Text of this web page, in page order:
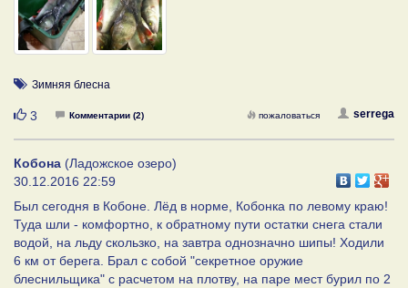
Зимняя блесна
Нравится
3 Комментарии (2) serrega
пожаловаться
Кобона (Ладожское озеро)
30.12.2016 22:59
Был сегодня в Кобоне. Лёд в норме, Кобонка по левому краю!
Туда шли - комфортно, к обратному пути остатки снега стали
водой, на льду скользко, на завтра однозначно шипы! Ходили
6 км от берега. Брал с собой "секретное оружие
блеснильщика" с расчетом на плотву, на паре мест бурил по 2